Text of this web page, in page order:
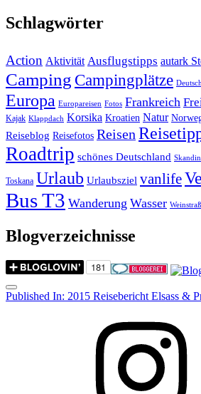
Schlagwörter
Action Aktivität Ausflugstipps autark
Camping Campingplätze
Europa Europareisen Fotos Frankreich
Kajak Klappdach Korsika Kroatien Natur
Reiseblog Reisefotos Reisen
Roadtrip schönes Deutschland
Toskana Urlaub Urlaubsziel vanlife
Bus T3 Wanderung Wasser
Blogverzeichnisse
Menu
Post
Published In: 2015 Reisebericht Elsass &